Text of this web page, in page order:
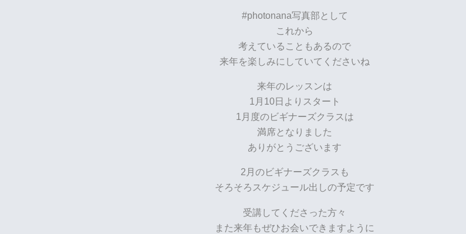
#photonana写真部として
これから
考えていることもあるので
来年を楽しみにしていてくださいね
来年のレッスンは
1月10日よりスタート
1月度のビギナーズクラスは
満席となりました
ありがとうございます
2月のビギナーズクラスも
そろそろスケジュール出しの予定です
受講してくださった方々
また来年もぜひお会いできますように